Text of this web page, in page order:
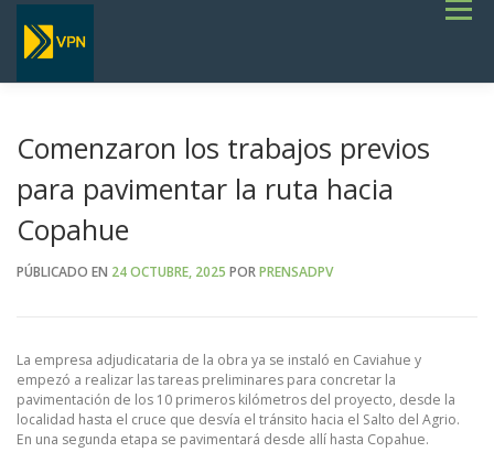
Saltar
contenido
Menú
GALERÍA
TERMINOS DE REFERENCIA GENERALES- OBRAS VIALES
Comenzaron los trabajos previos
para pavimentar la ruta hacia
Copahue
PÚBLICADO EN 24 OCTUBRE, 2025 PORPRENSADPV
La empresa adjudicataria de la obra ya se instaló en Caviahue y
empezó a realizar las tareas preliminares para concretar la
pavimentación de los 10 primeros kilómetros del proyecto, desde la
localidad hasta el cruce que desvía el tránsito hacia el Salto del Agrio.
En una segunda etapa se pavimentará desde allí hasta Copahue.